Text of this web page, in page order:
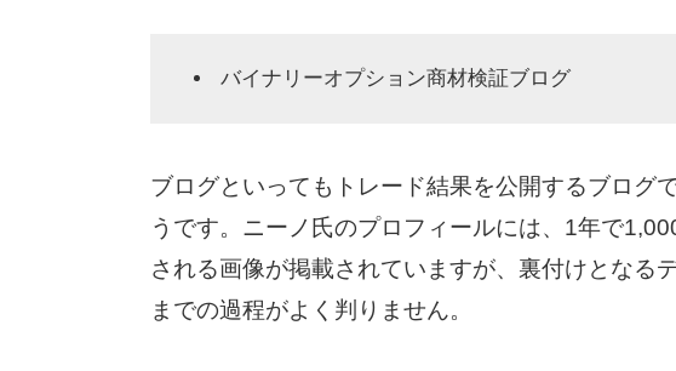
バイナリーオプション商材検証ブログ
ブログといってもトレード結果を公開するブログ
うです。ニーノ氏のプロフィールには、1年で
される画像が掲載されていますが、裏付けとなる
までの過程がよく判りません。